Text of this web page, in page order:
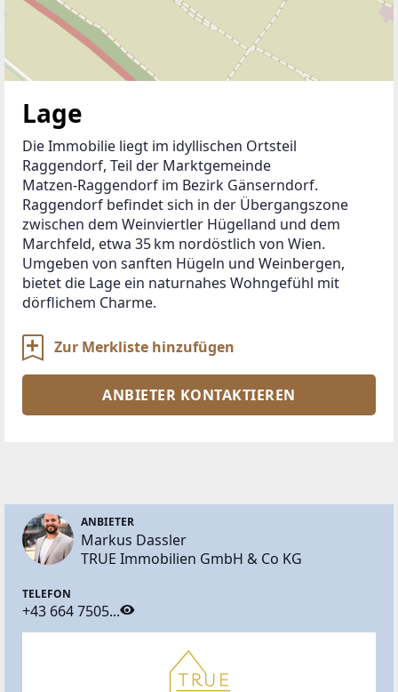
Lage
Die Immobilie liegt im idyllischen Ortsteil
Raggendorf, Teil der Marktgemeinde
Matzen‑Raggendorf im Bezirk Gänserndorf.
Raggendorf befindet sich in der Übergangszone
zwischen dem Weinviertler Hügelland und dem
Marchfeld, etwa 35 km nordöstlich von Wien.
Umgeben von sanften Hügeln und Weinbergen,
bietet die Lage ein naturnahes Wohngefühl mit
dörflichem Charme.
Zur Merkliste hinzufügen
ANBIETER KONTAKTIEREN
ANBIETER
Markus Dassler
TRUE Immobilien GmbH & Co KG
TELEFON
+43 664 7505...